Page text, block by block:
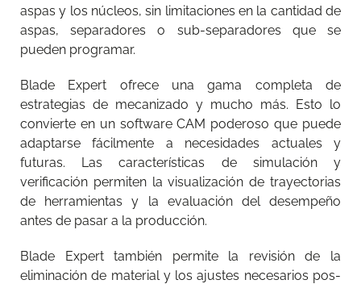
aspas y los núcleos, sin limitaciones en la cantidad de
aspas, separadores o sub-separadores que se
pueden programar.
Blade Expert ofrece una gama completa de
estrategias de mecanizado y mucho más. Esto lo
convierte en un software CAM poderoso que puede
adaptarse fácilmente a necesidades actuales y
futuras. Las características de simulación y
verificación permiten la visualización de trayectorias
de herramientas y la evaluación del desempeño
antes de pasar a la producción.
Blade Expert también permite la revisión de la
eliminación de material y los ajustes necesarios pos-